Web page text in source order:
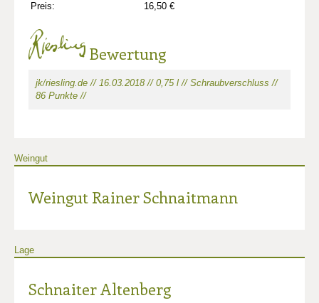
Preis:
16,50 €
Bewertung
jk/riesling.de // 16.03.2018 // 0,75 l // Schraubverschluss //
86 Punkte //
Weingut
Weingut Rainer Schnaitmann
Lage
Schnaiter Altenberg